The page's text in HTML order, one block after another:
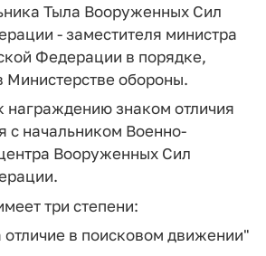
Тыла Вооруженных Сил
- заместителя министра
Федерации в порядке,
Министерстве обороны.
награждению знаком отличия
с начальником Военно-
Вооруженных Сил
три степени:
отличие в поисковом движении"